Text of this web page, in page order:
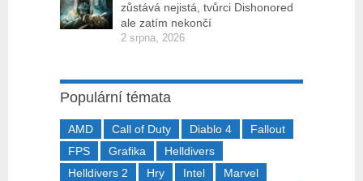
zůstává nejistá, tvůrci Dishonored
ale zatím nekončí
2 srpna, 2026
Populární témata
AMD Call of Duty Diablo 4
Fallout
FPS
Grafika
Helldivers
Helldivers 2
Hry Intel
Marvel